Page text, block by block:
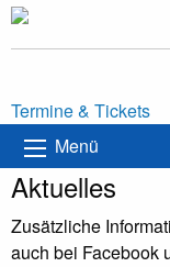
Termine & Tickets
Menü
Aktuelles
Zusätzliche
auch bei Facebook